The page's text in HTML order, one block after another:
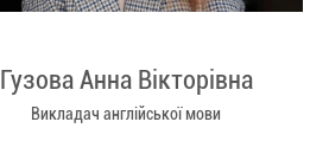
Гузова Анна Вікторівна
Викладач англійської мови